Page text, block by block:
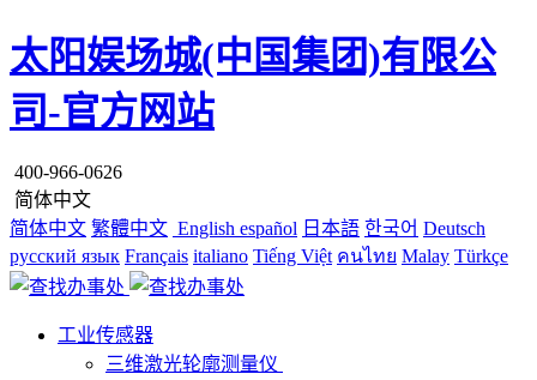
太阳娱场城(中国集团)有限公
司-官方网站
400-966-0626
简体中文
简体中文 繁體中文 English español 日本語 한국어 Deutsch
русский язык Français italiano Tiếng Việt คนไทย Malay Türkçe
工业传感器
三维激光轮廓测量仪